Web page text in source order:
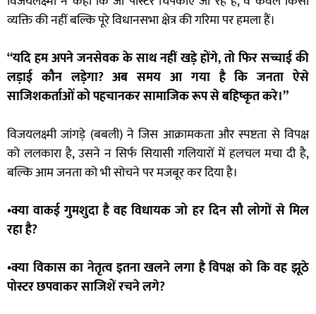
व्यक्ति की नहीं बल्कि पूरे विधानसभा क्षेत्र की गरिमा पर हमला हैं।
“यदि हम अपने जनसेवक के साथ नहीं खड़े होंगे, तो फिर सच्चाई की
लड़ाई कौन लड़ेगा? अब समय आ गया है कि जनता ऐसे
साजिशकर्ताओं को पहचानकर सामाजिक रूप से बहिष्कृत करे।”
विजयलक्ष्मी जांगड़े (बबली) ने जिस आक्रामकता और स्पष्टता से विपक्ष
को ललकारा है, उसने न सिर्फ सियासी गलियारों में हलचल मचा दी है,
बल्कि आम जनता को भी सोचने पर मजबूर कर दिया है।
•क्या वाकई गुमशुदा है वह विधायक जो हर दिन सौ लोगों से मिल
रहा है?
•क्या विकास का नेतृत्व इतना खलने लगा है विपक्ष को कि वह झूठे
पोस्टर छपवाकर साजिशें रचने लगे?